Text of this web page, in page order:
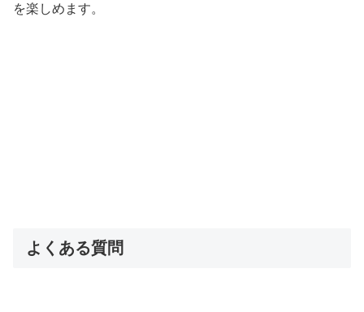
を楽しめます。
よくある質問